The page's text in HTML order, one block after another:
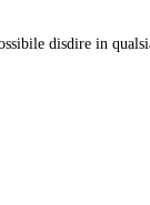
disdire in